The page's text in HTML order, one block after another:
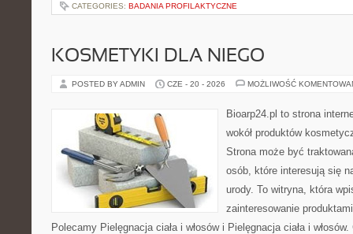
CATEGORIES: BADANIA PROFILAKTYCZNE
KOSMETYKI DLA NIEGO
POSTED BY ADMIN CZE - 20 - 2026 MOŻLIWOŚĆ
Bioarp24.pl to strona
wokół produktów
Strona może być
osób, które interesują się
urody. To witryna, która
zainteresowanie
Polecamy Pielęgnacja ciała i włosów i Pielęgnacja ciała i